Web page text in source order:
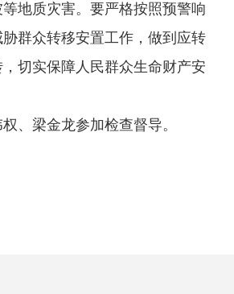
地质灾害。要严格按照预警响
群众转移安置工作，做到应转
切实保障人民群众生命财产安
梁金龙参加检查督导。